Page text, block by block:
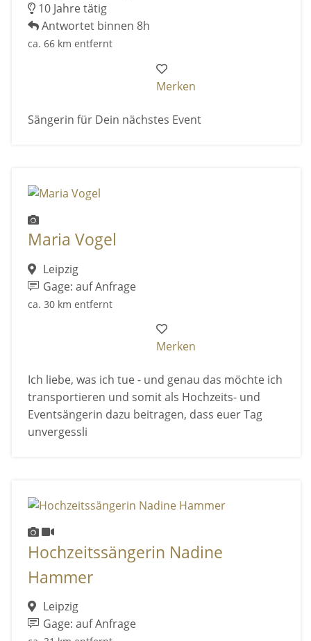
10 Jahre tätig
Antwortet binnen 8h
ca. 66 km entfernt
Merken
Sängerin für Dein nächstes Event
Maria Vogel
Leipzig
Gage: auf Anfrage
ca. 30 km entfernt
Merken
Ich liebe, was ich tue - und genau das möchte ich
transportieren und somit als Hochzeits- und
Eventsängerin dazu beitragen, dass euer Tag
unvergessli
Hochzeitssängerin Nadine
Hammer
Leipzig
Gage: auf Anfrage